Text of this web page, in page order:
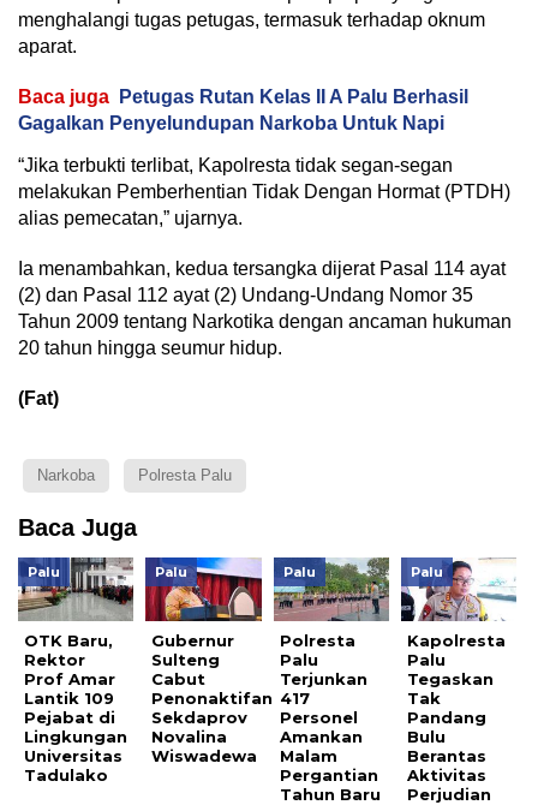
menghalangi tugas petugas, termasuk terhadap oknum
aparat.
Baca juga
Petugas Rutan Kelas II A Palu Berhasil
Gagalkan Penyelundupan Narkoba Untuk Napi
“Jika terbukti terlibat, Kapolresta tidak segan-segan
melakukan Pemberhentian Tidak Dengan Hormat (PTDH)
alias pemecatan,” ujarnya.
Ia menambahkan, kedua tersangka dijerat Pasal 114 ayat
(2) dan Pasal 112 ayat (2) Undang-Undang Nomor 35
Tahun 2009 tentang Narkotika dengan ancaman hukuman
20 tahun hingga seumur hidup.
(Fat)
Narkoba Polresta Palu
Baca Juga
Palu
OTK Baru,
Rektor
Prof Amar
Lantik 109
Pejabat di
Lingkungan
Universitas
Tadulako
Palu
Gubernur
Sulteng
Cabut
Penonaktifan
Sekdaprov
Novalina
Wiswadewa
Palu
Polresta
Palu
Terjunkan
417
Personel
Amankan
Malam
Pergantian
Tahun Baru
Palu
Kapolresta
Palu
Tegaskan
Tak
Pandang
Bulu
Berantas
Aktivitas
Perjudian